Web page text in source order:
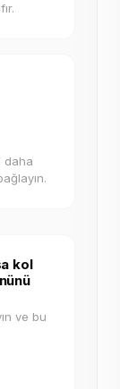
daha
kol
ve bu